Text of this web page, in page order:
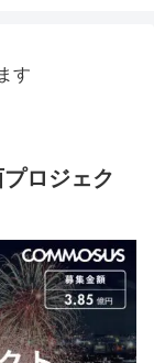
す
ロジェク